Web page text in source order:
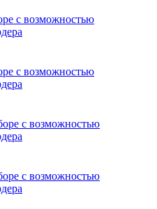
с возможностью
с возможностью
с возможностью
с возможностью